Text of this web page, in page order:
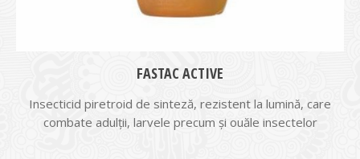
FASTAC ACTIVE
Insecticid piretroid de sinteză, rezistent la lumină, care
combate adulții, larvele precum și ouăle insectelor